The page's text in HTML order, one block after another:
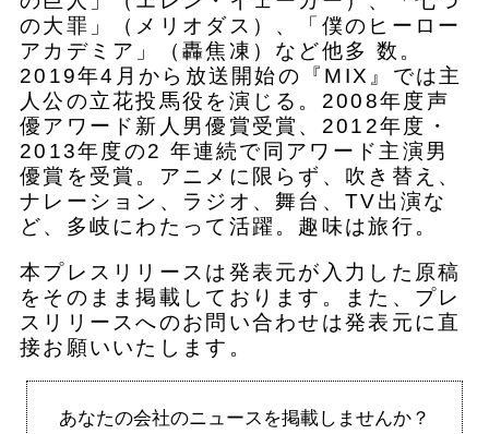
の大罪」（メリオダス）、「僕のヒーロー
アカデミア」（轟焦凍）など他多 数。
2019年4月から放送開始の『MIX』では主
人公の立花投馬役を演じる。2008年度声
優アワード新人男優賞受賞、2012年度・
2013年度の2 年連続で同アワード主演男
優賞を受賞。アニメに限らず、吹き替え、
ナレーション、ラジオ、舞台、TV出演な
ど、多岐にわたって活躍。趣味は旅行。
本プレスリリースは発表元が入力した原稿
をそのまま掲載しております。また、プレ
スリリースへのお問い合わせは発表元に直
接お願いいたします。
あなたの会社のニュースを掲載しませんか？